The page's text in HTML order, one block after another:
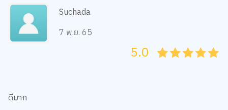
Suchada
7 พ.ย. 65
45
4
35
3
25
2
15
1
05
5.0
ดีมาก